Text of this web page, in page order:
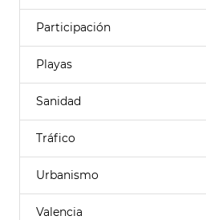
Participación
Playas
Sanidad
Tráfico
Urbanismo
Valencia